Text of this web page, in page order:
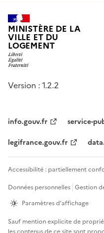
MINISTÈRE DE LA
VILLE ET DU
LOGEMENT
Version : 1.2.2
info.gouv.fr
service-
legifrance.gouv.fr
Accessibilité : partiellement
Données personnelles Gestion
Paramètres d’affichage
Sauf mention explicite de